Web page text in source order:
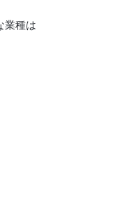
業種は